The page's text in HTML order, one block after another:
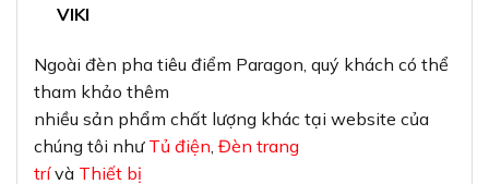
VIKI
Ngoài đèn pha tiêu điểm Paragon, quý khách có thể
tham khảo thêm
nhiều sản phẩm chất lượng khác tại website của
chúng tôi như Tủ điện Đèn trang
trívà Thiết bị